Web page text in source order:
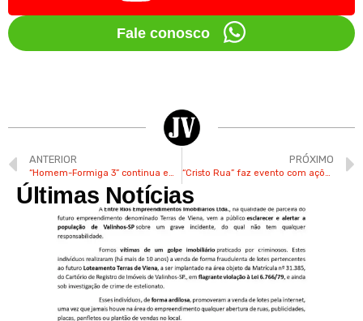
Fale conosco
ANTERIOR
“Homem-Formiga 3” continua em destaque no Shopping Valinhos
PRÓXIMO
“Cristo Rua” faz evento com ações variadas no CACC
Últimas Notícias